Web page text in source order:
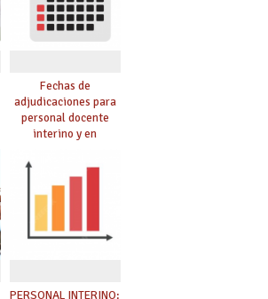
oposición
Fechas de
adjudicaciones para
personal docente
interino y en
debes saber
PERSONAL INTERINO: